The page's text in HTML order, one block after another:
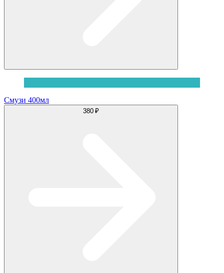
Смузи 400мл
380 ₽